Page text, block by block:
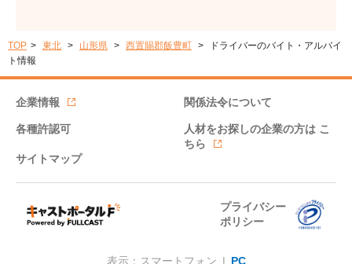
TOP 東北 山形県 西置賜郡飯豊町
ドライバーのバイト・アルバイ
ト情報
企業情報 関係法令について
各種許認可 人材をお探しの企業の方は こ
ちら
サイトマップ
プライバシー
ポリシー
表示：スマートフォン | PC